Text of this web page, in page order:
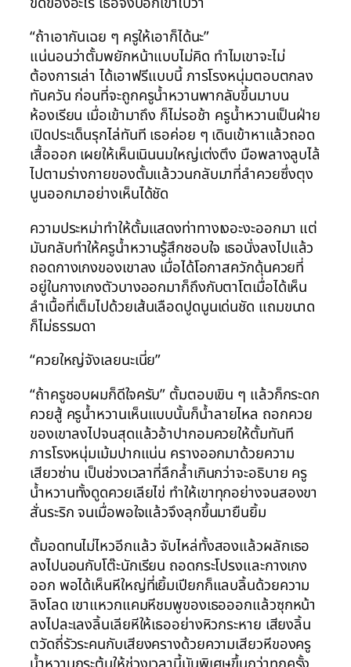
“ถ้าเอากันเฉย ๆ ครูให้เอาก็ได้นะ”
แน่นอนว่าตั้มพยักหน้าแบบไม่คิด ทำไมเขาจะไม่
ต้องการเล่า ได้เอาฟรีแบบนี้ ภารโรงหนุ่มตอบตกลง
ทันควัน ก่อนที่จะถูกครูน้ำหวานพากลับขึ้นมาบน
ห้องเรียน เมื่อเข้ามาถึง ก็ไม่รอช้า ครูน้ำหวานเป็นฝ่าย
เปิดประเด็นรุกไล่ทันที เธอค่อย ๆ เดินเข้าหาแล้วถอด
เสื้อออก เผยให้เห็นเนินนมใหญ่เต่งตึง มือพลางลูบไล้
ไปตามร่างกายของตั้มแล้ววนกลับมาที่ลำควยซึ่งตุง
นูนออกมาอย่างเห็นได้ชัด
ความประหม่าทำให้ตั้มแสดงท่าทางเงอะงะออกมา แต่
มันกลับทำให้ครูน้ำหวานรู้สึกชอบใจ เธอนั่งลงไปแล้ว
ถอดกางเกงของเขาลง เมื่อได้โอกาสควักดุ้นควยที่
อยู่ในกางเกงตัวบางออกมาก็ถึงกับตาโตเมื่อได้เห็น
ลำเนื้อที่เต็มไปด้วยเส้นเลือดปูดนูนเด่นชัด แถมขนาด
ก็ไม่ธรรมดา
“ควยใหญ่จังเลยนะเนี่ย”
“ถ้าครูชอบผมก็ดีใจครับ” ตั้มตอบเขิน ๆ แล้วก็กระดก
ควยสู้ ครูน้ำหวานเห็นแบบนั้นก็น้ำลายไหล ถอกควย
ของเขาลงไปจนสุดแล้วอ้าปากอมควยให้ตั้มทันที
ภารโรงหนุ่มเม้มปากแน่น ครางออกมาด้วยความ
เสียวซ่าน เป็นช่วงเวลาที่ลึกล้ำเกินกว่าจะอธิบาย ครู
น้ำหวานทั้งดูดควยเลียไข่ ทำให้เขาทุกอย่างจนสองขา
สั่นระริก จนเมื่อพอใจแล้วจึงลุกขึ้นมายืนยิ้ม
ตั้มอดทนไม่ไหวอีกแล้ว จับไหล่ทั้งสองแล้วผลักเธอ
ลงไปนอนกับโต๊ะนักเรียน ถอดกระโปรงและกางเกง
ออก พอได้เห็นหีใหญ่ที่เยิ้มเปียกก็แลบลิ้นด้วยความ
ลิงโลด เขาแหวกแคมหีชมพูของเธอออกแล้วซุกหน้า
ลงไปละเลงลิ้นเลียหีให้เธออย่างหิวกระหาย เสียงลิ้น
ตวัดถี่รัวระคนกับเสียงครางด้วยความเสียวหีของครู